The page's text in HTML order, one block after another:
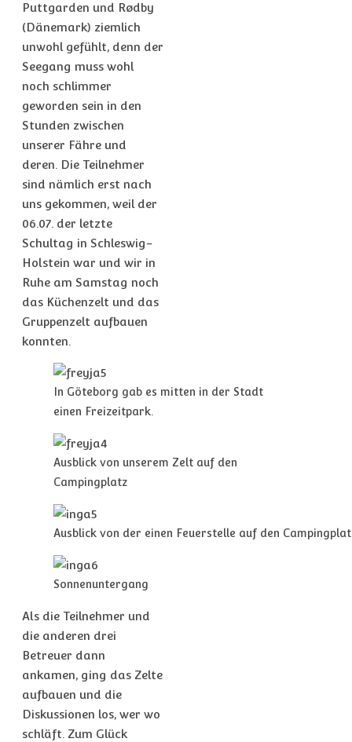
Puttgarden und Rødby
(Dänemark) ziemlich
unwohl gefühlt, denn der
Seegang muss wohl
noch schlimmer
geworden sein in den
Stunden zwischen
unserer Fähre und
deren. Die Teilnehmer
sind nämlich erst nach
uns gekommen, weil der
06.07. der letzte
Schultag in Schleswig-
Holstein war und wir in
Ruhe am Samstag noch
das Küchenzelt und das
Gruppenzelt aufbauen
konnten.
In Göteborg gab es mitten in der Stadt
einen Freizeitpark.
Ausblick von unserem Zelt auf den
Campingplatz
Ausblick von der einen Feuerstelle auf den
Sonnenuntergang
Als die Teilnehmer und
die anderen drei
Betreuer dann
ankamen, ging das Zelte
aufbauen und die
Diskussionen los, wer wo
schläft. Zum Glück